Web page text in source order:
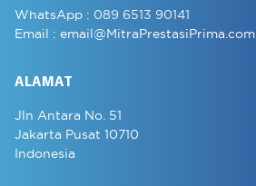
WhatsApp : 089 6513 90141
Email : email@MitraPrestasiPrima.com
ALAMAT
Jln Antara No. 51
Jakarta Pusat 10710
Indonesia